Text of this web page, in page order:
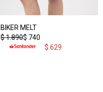
BIKER MELT
$ 740
$1.890
$ 629